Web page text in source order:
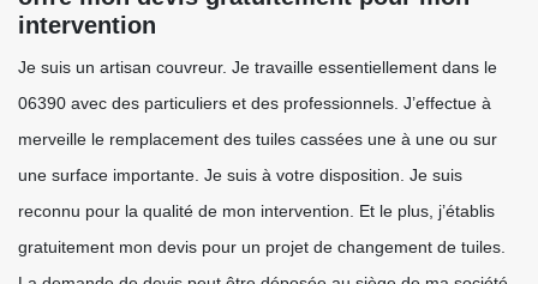
intervention
Je suis un artisan couvreur. Je travaille essentiellement dans le
06390 avec des particuliers et des professionnels. J’effectue à
merveille le remplacement des tuiles cassées une à une ou sur
une surface importante. Je suis à votre disposition. Je suis
reconnu pour la qualité de mon intervention. Et le plus, j’établis
gratuitement mon devis pour un projet de changement de tuiles.